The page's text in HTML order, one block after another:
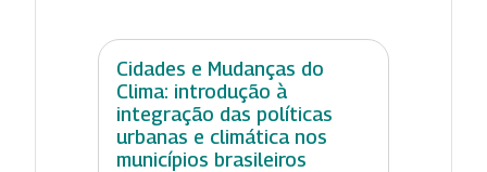
Cidades e Mudanças do
Clima: introdução à
integração das políticas
urbanas e climática nos
municípios brasileiros